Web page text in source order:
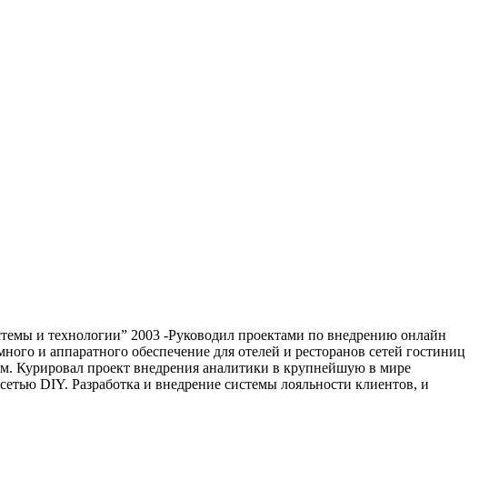
и технологии” 2003 -Руководил проектами по внедрению онлайн
и аппаратного обеспечение для отелей и ресторанов сетей гостиниц
Курировал проект внедрения аналитики в крупнейшую в мире
DIY. Разработка и внедрение системы лояльности клиентов, и